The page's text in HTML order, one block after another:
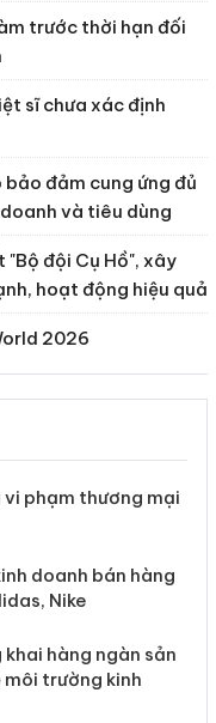
trước thời hạn đối
sĩ chưa xác định
đảm cung ứng đủ
và tiêu dùng
đội Cụ Hồ", xây
hoạt động hiệu quả
2026
vi phạm thương
kinh doanh bán
hiệu Adidas, Nike